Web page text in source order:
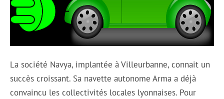
La société Navya, implantée à Villeurbanne, connait un
succès croissant. Sa navette autonome Arma a déjà
convaincu les collectivités locales lyonnaises. Pour